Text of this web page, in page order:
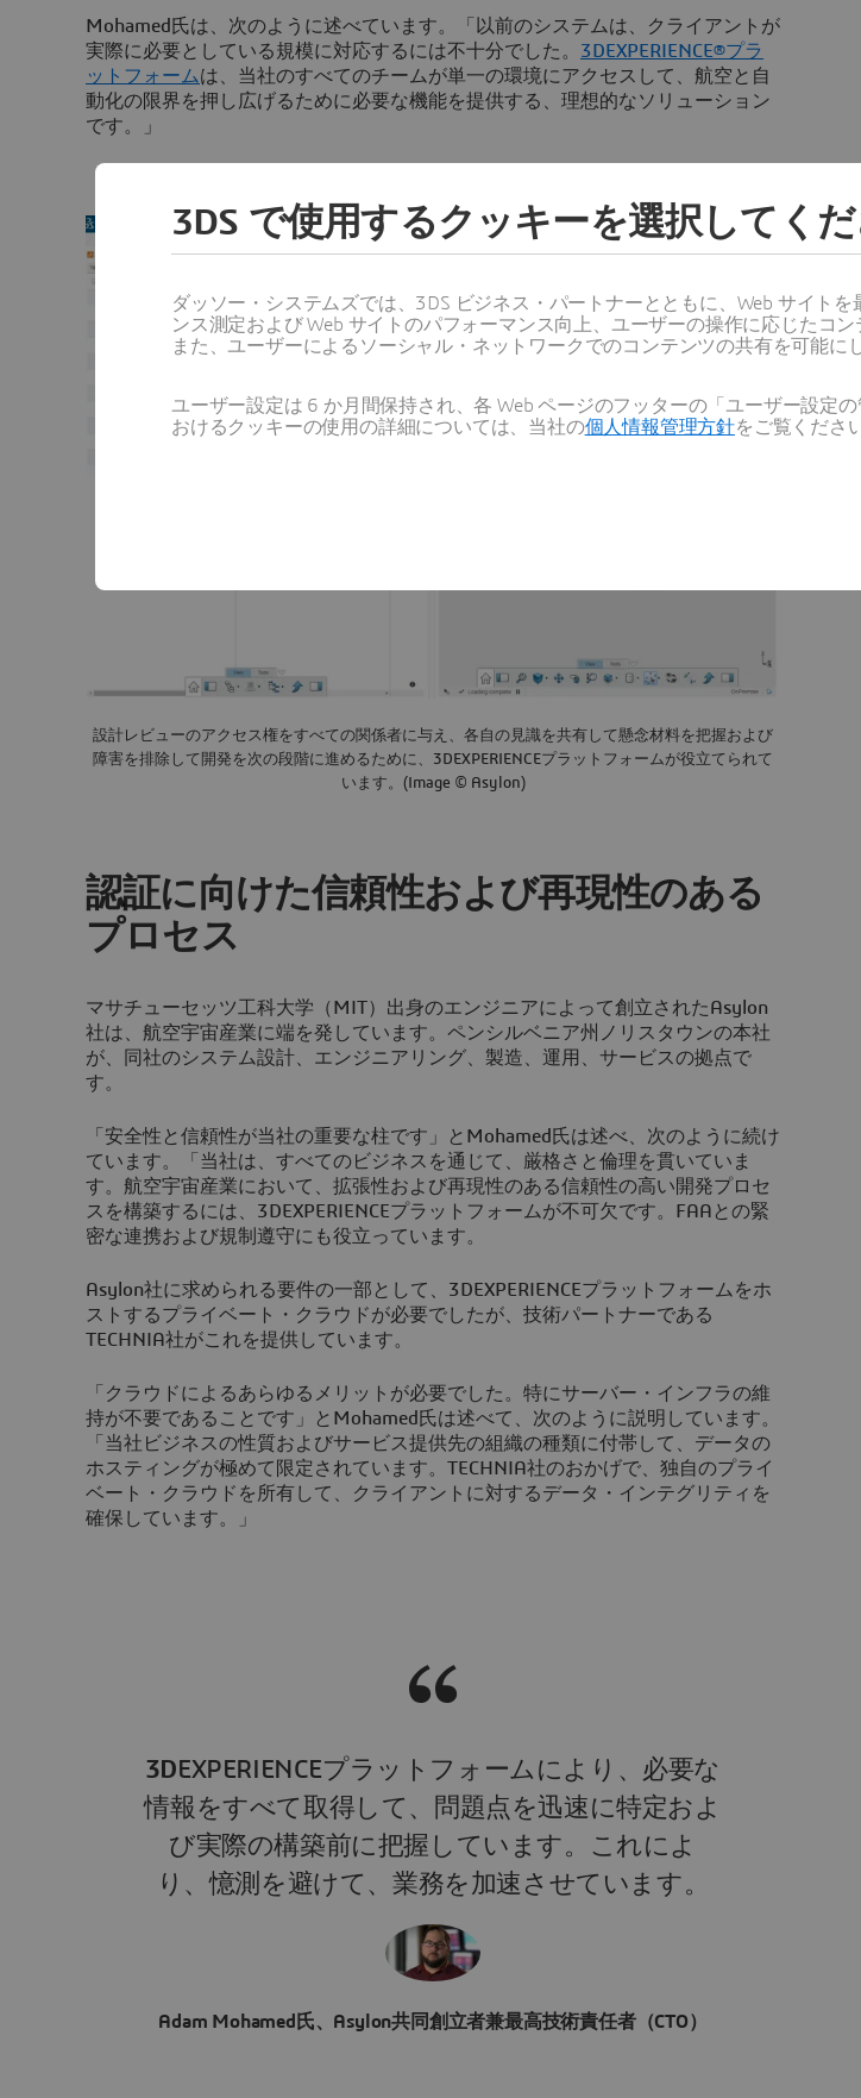
Mohamed氏は、次のように述べています。「以前のシステムは、クライアントが
実際に必要としている規模に対応するには不十分でした。 3DEXPERIENCE®プラ
ットフォームは、当社のすべてのチームが単一の環境にアクセスして、航空と自
動化の限界を押し広げるために必要な機能を提供する、理想的なソリューション
です。」
設計レビューのアクセス権をすべての関係者に与え、各自の見識を共有して懸念材料を把握および
障害を排除して開発を次の段階に進めるために、3DEXPERIENCEプラットフォームが役立てられて
います。(Image © Asylon)
認証に向けた信頼性および再現性のある
プロセス
マサチューセッツ工科大学（MIT）出身のエンジニアによって創立されたAsylon
社は、航空宇宙産業に端を発しています。ペンシルベニア州ノリスタウンの本社
が、同社のシステム設計、エンジニアリング、製造、運用、サービスの拠点で
す。
「安全性と信頼性が当社の重要な柱です」とMohamed氏は述べ、次のように続け
ています。「当社は、すべてのビジネスを通じて、厳格さと倫理を貫いていま
す。航空宇宙産業において、拡張性および再現性のある信頼性の高い開発プロセ
スを構築するには、 3DEXPERIENCEプラットフォームが不可欠です。FAAとの緊
密な連携および規制遵守にも役立っています。
Asylon社に求められる要件の一部として、 3DEXPERIENCEプラットフォームをホ
ストするプライベート・クラウドが必要でしたが、技術パートナーである
TECHNIA社がこれを提供しています。
「クラウドによるあらゆるメリットが必要でした。特にサーバー・インフラの維
持が不要であることです」とMohamed氏は述べて、次のように説明しています。
「当社ビジネスの性質およびサービス提供先の組織の種類に付帯して、データの
ホスティングが極めて限定されています。TECHNIA社のおかげで、独自のプライ
ベート・クラウドを所有して、クライアントに対するデータ・インテグリティを
確保しています。」
3DEXPERIENCEプラットフォームにより、必要な
情報をすべて取得して、問題点を迅速に特定およ
び実際の構築前に把握しています。これによ
り、憶測を避けて、業務を加速させています。
Adam Mohamed氏、Asylon共同創立者兼最高技術責任者（CTO）
3DS で使用するクッキーを選択してく
ダッソー・システムズでは、3DS ビジネス・パートナーとともに、Web サイト
ンス測定および Web サイトのパフォーマンス向上、ユーザーの操作に応じたコ
また、ユーザーによるソーシャル・ネットワークでのコンテンツの共有を可能に
ユーザー設定は 6 か月間保持され、各 Web ページのフッターの「ユーザー設定
おけるクッキーの使用の詳細については、当社の個人情報管理方針をご覧くださ